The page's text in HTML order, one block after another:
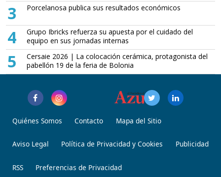
3 Porcelanosa publica sus resultados económicos
4
Grupo Ibricks refuerza su apuesta por el cuidado del
equipo en sus jornadas internas
5
Cersaie 2026 | La colocación cerámica, protagonista del
pabellón 19 de la feria de Bolonia
Quiénes Somos Contacto Mapa del Sitio
Aviso Legal Política de Privacidad y Cookies Publicidad
RSS Preferencias de Privacidad